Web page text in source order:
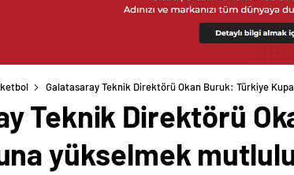
Galatasaray Teknik Direktörü Okan Buruk: Türkiye
Teknik Direktörü
yükselmek